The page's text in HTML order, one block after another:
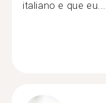
italiano e que eu...